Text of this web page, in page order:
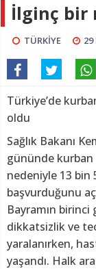
İlginç bir
TÜRKİYE 29
Türkiye’de
oldu
Sağlık Bakanı
gününde kurban
nedeniyle 13 bin
başvurduğunu
Bayramın birinci
dikkatsizlik ve
yaralanırken,
yaşandı. Halk